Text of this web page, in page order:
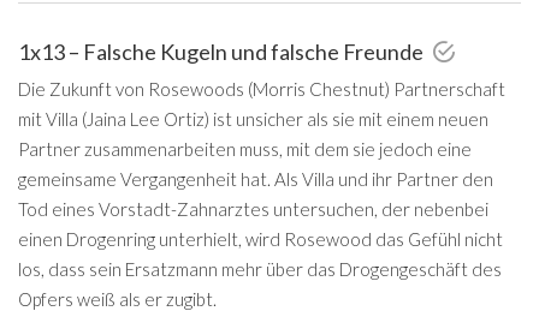
1x13 – Falsche Kugeln und falsche Freunde
Die Zukunft von Rosewoods (Morris Chestnut) Partnerschaft
mit Villa (Jaina Lee Ortiz) ist unsicher als sie mit einem neuen
Partner zusammenarbeiten muss, mit dem sie jedoch eine
gemeinsame Vergangenheit hat. Als Villa und ihr Partner den
Tod eines Vorstadt-Zahnarztes untersuchen, der nebenbei
einen Drogenring unterhielt, wird Rosewood das Gefühl nicht
los, dass sein Ersatzmann mehr über das Drogengeschäft des
Opfers weiß als er zugibt.